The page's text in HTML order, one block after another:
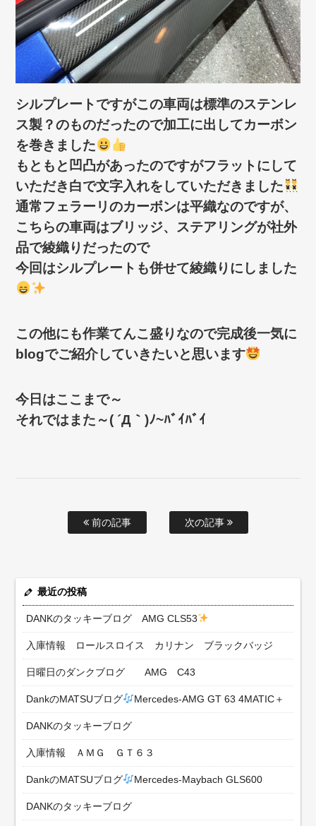
シルプレートですがこの車両は標準のステンレ
ス製？のものだったので加工に出してカーボン
を巻きました
もともと凹凸があったのですがフラットにして
いただき白で文字入れをしていただきました
通常フェラーリのカーボンは平織なのですが、
こちらの車両はブリッジ、ステアリングが社外
品で綾織りだったので
今回はシルプレートも併せて綾織りにしました
この他にも作業てんこ盛りなので完成後一気に
blogでご紹介していきたいと思います
今日はここまで～
それではまた～( ´Д｀)ﾉ~ﾊﾞｲﾊﾞｲ
前の記事 次の記事
最近の投稿
DANKのタッキーブログ AMG CLS53
入庫情報 ロールスロイス カリナン ブラックバッジ
日曜日のダンクブログ AMG C43
DankのMATSUブログ Mercedes-AMG GT 63 4MATIC＋
DANKのタッキーブログ
入庫情報 ＡＭＧ ＧＴ６３
DankのMATSUブログ Mercedes-Maybach GLS600
DANKのタッキーブログ